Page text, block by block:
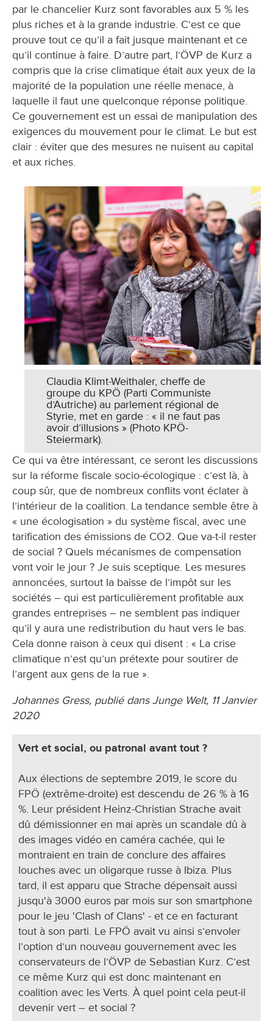
par le chancelier Kurz sont favorables aux 5 % les
plus riches et à la grande industrie. C’est ce que
prouve tout ce qu’il a fait jusque maintenant et ce
qu’il continue à faire. D’autre part, l’ÖVP de Kurz a
compris que la crise climatique était aux yeux de la
majorité de la population une réelle menace, à
laquelle il faut une quelconque réponse politique.
Ce gouvernement est un essai de manipulation des
exigences du mouvement pour le climat. Le but est
clair : éviter que des mesures ne nuisent au capital
et aux riches.
Claudia Klimt-Weithaler, cheffe de
groupe du KPÖ (Parti Communiste
d’Autriche) au parlement régional de
Styrie, met en garde : « il ne faut pas
avoir d’illusions » (Photo KPÖ-
Steiermark).
Ce qui va être intéressant, ce seront les discussions
sur la réforme fiscale socio-écologique : c’est là, à
coup sûr, que de nombreux conflits vont éclater à
l’intérieur de la coalition. La tendance semble être à
« une écologisation » du système fiscal, avec une
tarification des émissions de CO2. Que va-t-il rester
de social ? Quels mécanismes de compensation
vont voir le jour ? Je suis sceptique. Les mesures
annoncées, surtout la baisse de l’impôt sur les
sociétés – qui est particulièrement profitable aux
grandes entreprises – ne semblent pas indiquer
qu’il y aura une redistribution du haut vers le bas.
Cela donne raison à ceux qui disent : « La crise
climatique n’est qu’un prétexte pour soutirer de
l’argent aux gens de la rue ».
Johannes Gress, publié dans Junge Welt, 11 Janvier
2020
Vert et social, ou patronal avant tout ?
Aux élections de septembre 2019, le score du
FPÖ (extrême-droite) est descendu de 26 % à 16
%. Leur président Heinz-Christian Strache avait
dû démissionner en mai après un scandale dû à
des images vidéo en caméra cachée, qui le
montraient en train de conclure des affaires
louches avec un oligarque russe à Ibiza. Plus
tard, il est apparu que Strache dépensait aussi
jusqu'à 3000 euros par mois sur son smartphone
pour le jeu 'Clash of Clans' - et ce en facturant
tout à son parti. Le FPÖ avait vu ainsi s’envoler
l’option d’un nouveau gouvernement avec les
conservateurs de l’ÖVP de Sebastian Kurz. C’est
ce même Kurz qui est donc maintenant en
coalition avec les Verts. À quel point cela peut-il
devenir vert – et social ?